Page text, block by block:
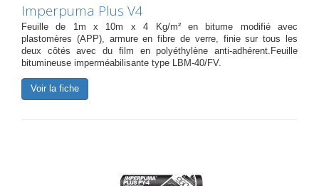
Imperpuma Plus V4
Feuille de 1m x 10m x 4 Kg/m² en bitume modifié avec
plastomères (APP), armure en fibre de verre, finie sur tous les
deux côtés avec du film en polyéthylène anti-adhérent.Feuille
bitumineuse imperméabilisante type LBM-40/FV.
Voir la fiche